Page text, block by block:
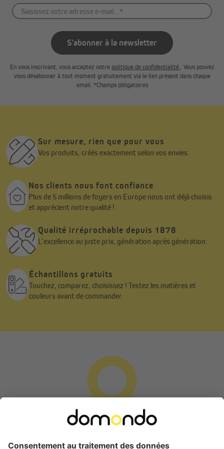
Installation en 60 secondes - sans outils, sans stress
sans petites pièces détachées, il s’installe en un clin d’œil, même
si vous n’êtes pas bricoleur. Tout le matériel de fixation
nécessaire est inclus dans le colis.
Pour les fenêtres particulières, vous pouvez choisir entre :
des supports extra‑larges pour les cadres de 20 à 25 mm
d’épaisseur,
des supports extra‑longues pour les fenêtres équipées d’un
système d’aération (cadres de 15 à 20 mm).
Une solution simple, propre et rapide pour profiter
S'abonner à la newsletter
En vous inscrivant, vous acceptez notre politique de confidentialité.. Vous pouvez
vous désabonner à tout moment gratuitement via le lien présent dans chaque
email. *Champs obligatoires
Sur mesure, rien que pour vous
Vos produits, créés exactement selon vos envies.
Nos clients nous font confiance
Plus de 5 millions de foyers en Europe nous ont déjà choisis
et apprécient notre qualité !
Qualité irréprochable depuis 1878
L’excellence au juste prix, génération après génération.
Échantillons gratuits
Touchez, comparez, choisissez ! Testez les matières et
couleurs avant de commander.